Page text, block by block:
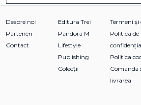
Despre noi
Parteneri
Contact
Editura Trei
Pandora M
Lifestyle
Publishing
Colecții
Termeni și
Politica de
Politica
Comanda
livrarea